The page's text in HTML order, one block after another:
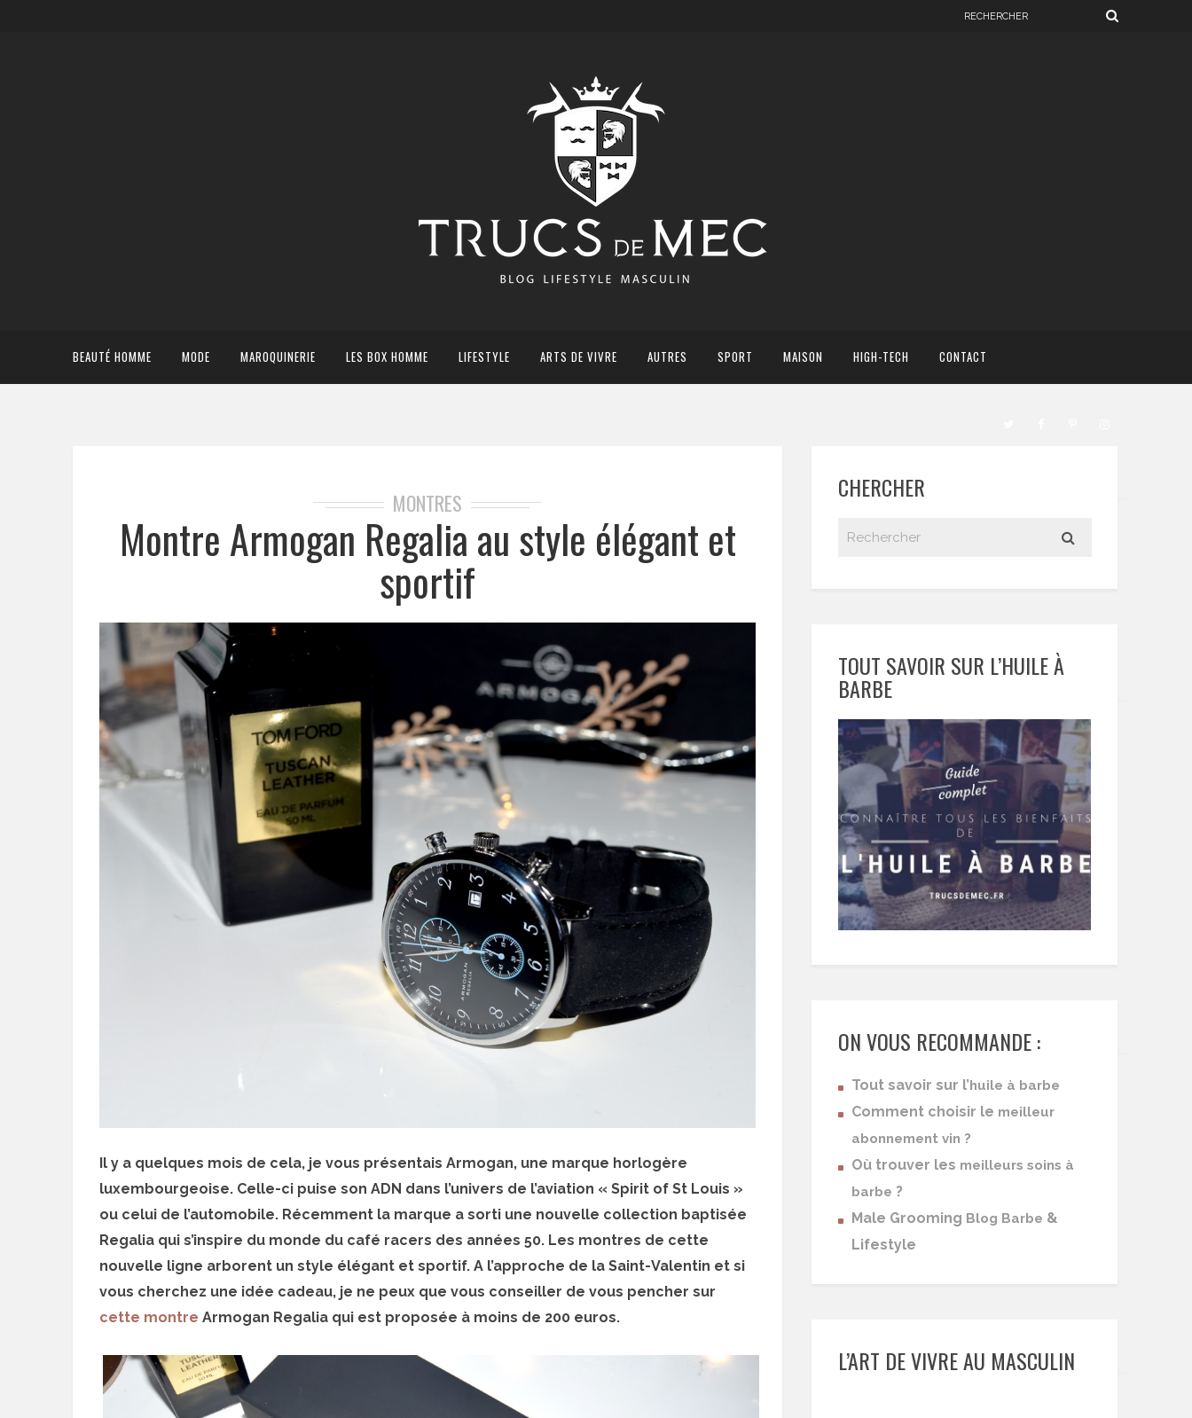
BEAUTÉ HOMME MODE MAROQUINERIE LES BOX HOMME LIFESTYLE ARTS DE VIVRE AUTRES SPORT MAISON HIGH-TECH CONTACT
MONTRES
Montre Armogan Regalia au style élégant et
sportif
Il y a quelques mois de cela, je vous présentais Armogan, une marque horlogère
luxembourgeoise. Celle-ci puise son ADN dans l’univers de l’aviation « Spirit of St Louis »
ou celui de l’automobile. Récemment la marque a sorti une nouvelle collection baptisée
Regalia qui s’inspire du monde du café racers des années 50. Les montres de cette
nouvelle ligne arborent un style élégant et sportif. A l’approche de la Saint-Valentin et si
vous cherchez une idée cadeau, je ne peux que vous conseiller de vous pencher sur
cette montre Armogan Regalia qui est proposée à moins de 200 euros.
CHERCHER
TOUT SAVOIR SUR L’HUILE À
BARBE
ON VOUS RECOMMANDE :
Tout savoir sur l’ huile à barbe
Comment choisir le meilleur
abonnement vin ?
Où trouver les meilleurs soins à
barbe ?
Male Grooming Blog Barbe &
Lifestyle
L’ART DE VIVRE AU MASCULIN